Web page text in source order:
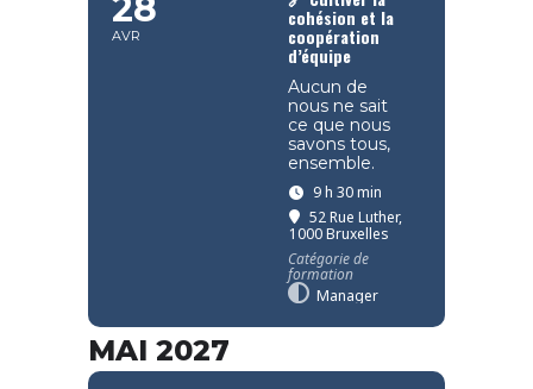
AVR
cohésion et la
coopération
d’équipe
Aucun de
nous ne sait
ce que nous
savons tous,
ensemble.
9 h 30 min
52 Rue Luther,
1000 Bruxelles
Catégorie de
formation
Manager
MAI 2027